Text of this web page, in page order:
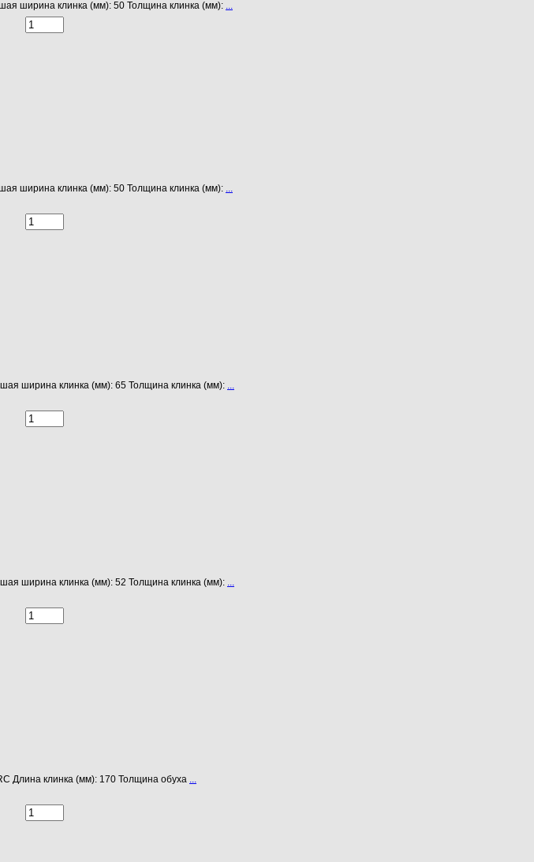
ширина клинка (мм): 50 Толщина клинка (мм): ...
ширина клинка (мм): 50 Толщина клинка (мм): ...
ширина клинка (мм): 65 Толщина клинка (мм): ...
ширина клинка (мм): 52 Толщина клинка (мм): ...
Длина клинка (мм): 170 Толщина обуха ...